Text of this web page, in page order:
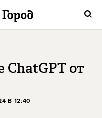
ChatGPT от
В 12:40